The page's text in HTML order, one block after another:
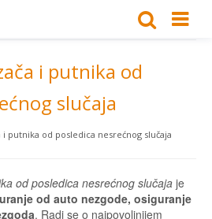
i putnika od
slučaja
i putnika od posledica nesrećnog slučaja
od posledica nesrećnog slučaja je
od auto nezgode, osiguranje
. Radi se o najpovoljnijem